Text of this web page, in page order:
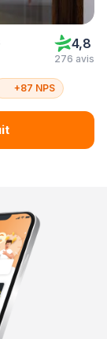
4,8
276 avis
+87 NPS